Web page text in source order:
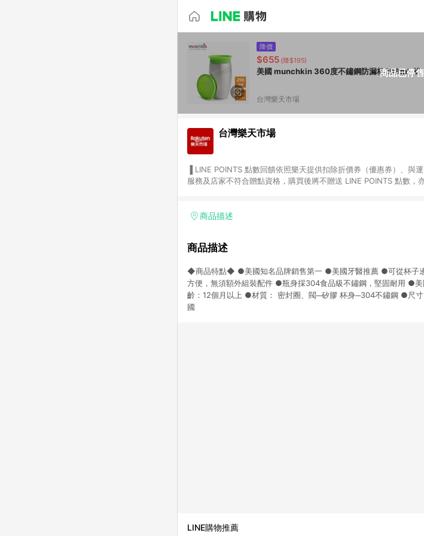
商品已停售
降價
$655 (降$195)
美國 munchkin 360度不鏽鋼防漏杯296ml-綠
台灣樂天市場
台灣樂天市場
服務及店家不符合贈點資格，購買後將不贈送 LINE POINTS 點數
享有 LINE POINTS 回饋。 (3) 若購買之訂單（包含預購商品）未符合樂天市場 45 天內完成訂單出貨及結帳，則不符
會有時間差，如顯示之商品規格、顏色、價位、贈品與台灣樂天市場銷售網
點數回饋或點數回饋有爭議，台灣樂天市場保有更改條款與法律追
商品描述
商品描述
◆商品特點◆ ●美國知名品牌銷售第一 ●美國牙醫推薦 ●可從杯子
方便，無須額外組裝配件 ●瓶身採304食品級不鏽鋼，堅固耐用
齡：12個月以上 ●材質： 密封圈、閥─矽膠 杯身─304不鏽鋼 ●
國
LINE購物推薦